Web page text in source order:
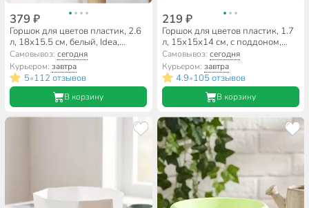
379 ₽
Горшок для цветов пластик, 2.6
л, 18х15.5 см, белый, Idea,
Камни, М 3173
Самовывоз:сегодня
Курьером:завтра
5•112 отзывов
В корзину
219 ₽
Горшок для цветов пластик, 1.7
л, 15х15х14 см, с поддоном,
белый, Idea, Дюна, М 3068
Самовывоз: сегодня
Курьером: завтра
4.9•105 отзывов
В корзину